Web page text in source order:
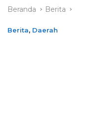
Beranda Berita
Berita, Daerah